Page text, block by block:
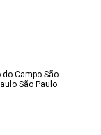
do Campo São
São Paulo